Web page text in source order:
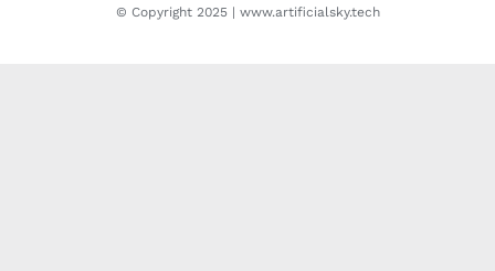
© Copyright 2025 | www.artificialsky.tech